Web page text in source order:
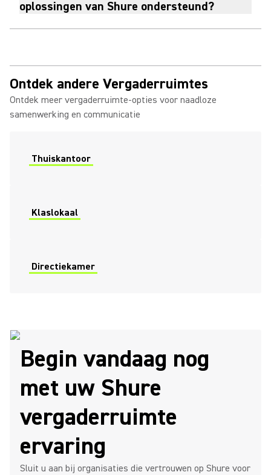
oplossingen van Shure ondersteund?
Ontdek andere Vergaderruimtes
Ontdek meer vergaderruimte-opties voor naadloze
samenwerking en communicatie
Thuiskantoor
Klaslokaal
Directiekamer
Begin vandaag nog
met uw Shure
vergaderruimte
ervaring
Sluit u aan bij organisaties die vertrouwen op Shure voor